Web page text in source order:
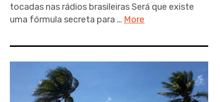
tocadas nas rádios brasileiras Será que existe
uma fórmula secreta para … More